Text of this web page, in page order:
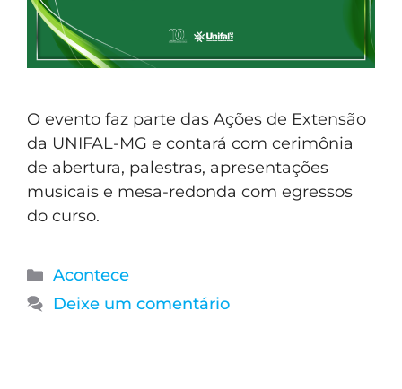
O evento faz parte das Ações de Extensão
da UNIFAL-MG e contará com cerimônia
de abertura, palestras, apresentações
musicais e mesa-redonda com egressos
do curso.
Acontece
Deixe um comentário